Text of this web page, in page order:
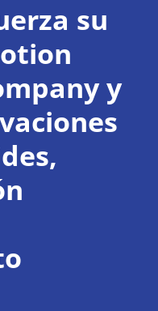
su
y